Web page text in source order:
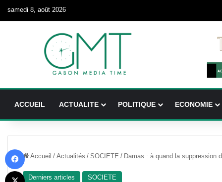
samedi 8, août 2026
ACCUEIL ACTUALITE POLITIQUE ECONOMIE
Accueil / Actualités / SOCIETE / Damas : à quand la suppression
Derniers articles SOCIETE
X